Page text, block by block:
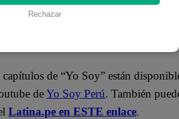
channel/
de “Yo Soy” están
deYo Soy Perú. También
Latina.pe en ESTE enlace.
Rechazar